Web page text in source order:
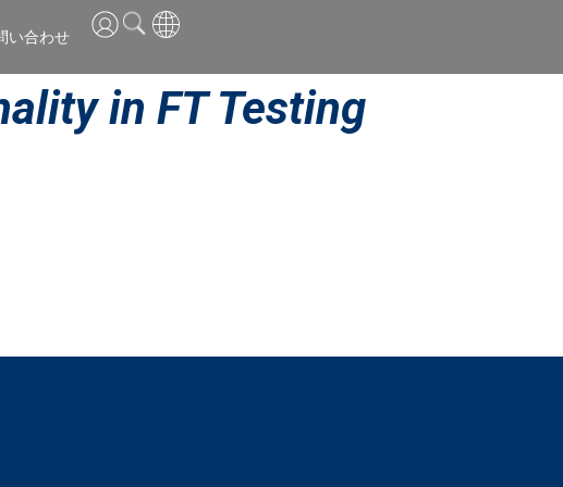
い合わせ
in FT Testing